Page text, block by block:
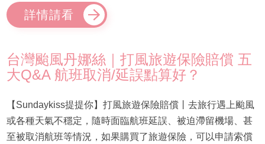
詳情請看
台灣颱風丹娜絲｜打風旅遊保險賠償 五
大Q&A 航班取消/延誤點算好？
【Sundaykiss提提你】打風旅遊保險賠償丨去旅行遇上颱風
或各種天氣不穩定，隨時面臨航班延誤、被迫滯留機場、甚
至被取消航班等情況，如果購買了旅遊保險，可以申請索償